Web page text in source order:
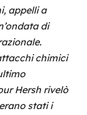
appelli a
di
chimici
Hersh rivelò
stati i